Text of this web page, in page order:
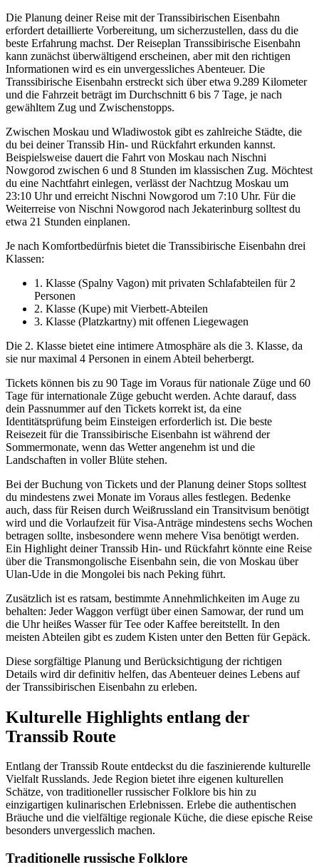
Die Planung deiner Reise mit der Transsibirischen Eisenbahn
erfordert detaillierte Vorbereitung, um sicherzustellen, dass du die
beste Erfahrung machst. Der Reiseplan Transsibirische Eisenbahn
kann zunächst überwältigend erscheinen, aber mit den richtigen
Informationen wird es ein unvergessliches Abenteuer. Die
Transsibirische Eisenbahn erstreckt sich über etwa 9.289 Kilometer
und die Fahrzeit beträgt im Durchschnitt 6 bis 7 Tage, je nach
gewähltem Zug und Zwischenstopps.
Zwischen Moskau und Wladiwostok gibt es zahlreiche Städte, die
du bei deiner Transsib Hin- und Rückfahrt erkunden kannst.
Beispielsweise dauert die Fahrt von Moskau nach Nischni
Nowgorod zwischen 6 und 8 Stunden im klassischen Zug. Möchtest
du eine Nachtfahrt einlegen, verlässt der Nachtzug Moskau um
23:10 Uhr und erreicht Nischni Nowgorod um 7:10 Uhr. Für die
Weiterreise von Nischni Nowgorod nach Jekaterinburg solltest du
etwa 21 Stunden einplanen.
Je nach Komfortbedürfnis bietet die Transsibirische Eisenbahn drei
Klassen:
1. Klasse (Spalny Vagon) mit privaten Schlafabteilen für 2
Personen
2. Klasse (Kupe) mit Vierbett-Abteilen
3. Klasse (Platzkartny) mit offenen Liegewagen
Die 2. Klasse bietet eine intimere Atmosphäre als die 3. Klasse, da
sie nur maximal 4 Personen in einem Abteil beherbergt.
Tickets können bis zu 90 Tage im Voraus für nationale Züge und 60
Tage für internationale Züge gebucht werden. Achte darauf, dass
dein Passnummer auf den Tickets korrekt ist, da eine
Identitätsprüfung beim Einsteigen erforderlich ist. Die beste
Reisezeit für die Transsibirische Eisenbahn ist während der
Sommermonate, wenn das Wetter angenehm ist und die
Landschaften in voller Blüte stehen.
Bei der Buchung von Tickets und der Planung deiner Stops solltest
du mindestens zwei Monate im Voraus alles festlegen. Bedenke
auch, dass für Reisen durch Weißrussland ein Transitvisum benötigt
wird und die Vorlaufzeit für Visa-Anträge mindestens sechs Wochen
betragen sollte, insbesondere wenn mehere Visa benötigt werden.
Ein Highlight deiner Transsib Hin- und Rückfahrt könnte eine Reise
über die Transmongolische Eisenbahn sein, die von Moskau über
Ulan-Ude in die Mongolei bis nach Peking führt.
Zusätzlich ist es ratsam, bestimmte Annehmlichkeiten im Auge zu
behalten: Jeder Waggon verfügt über einen Samowar, der rund um
die Uhr heißes Wasser für Tee oder Kaffee bereitstellt. In den
meisten Abteilen gibt es zudem Kisten unter den Betten für Gepäck.
Diese sorgfältige Planung und Berücksichtigung der richtigen
Details wird dir definitiv helfen, das Abenteuer deines Lebens auf
der Transsibirischen Eisenbahn zu erleben.
Kulturelle Highlights entlang der
Transsib Route
Entlang der Transsib Route entdeckst du die faszinierende kulturelle
Vielfalt Russlands. Jede Region bietet ihre eigenen kulturellen
Schätze, von traditioneller russischer Folklore bis hin zu
einzigartigen kulinarischen Erlebnissen. Erlebe die authentischen
Bräuche und die vielfältige regionale Küche, die diese epische Reise
besonders unvergesslich machen.
Traditionelle russische Folklore